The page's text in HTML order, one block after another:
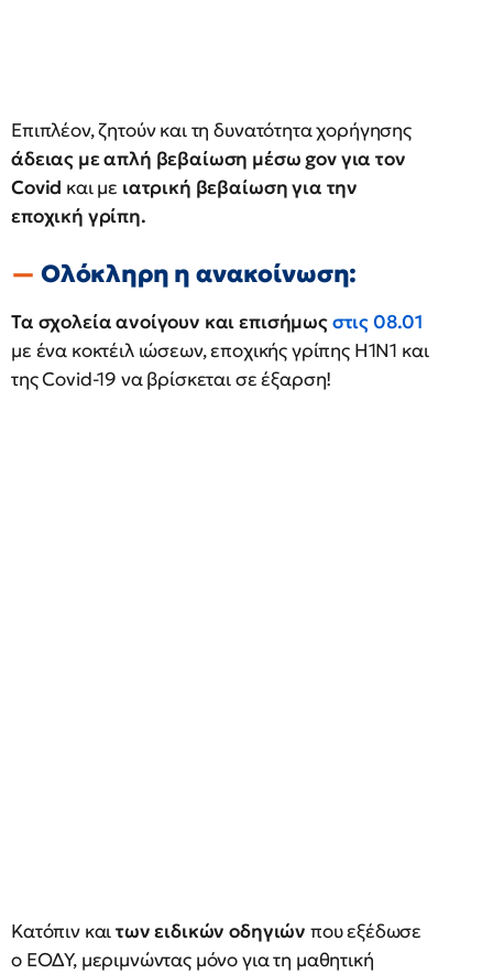
Επιπλέον, ζητούν και τη δυνατότητα χορήγησης
άδειας με απλή βεβαίωση μέσω gov για τον
Covid και με ιατρική βεβαίωση για την
εποχική γρίπη.
Ολόκληρη η ανακοίνωση:
Τα σχολεία ανοίγουν και επισήμωςστις 08.01
με ένα κοκτέιλ ιώσεων, εποχικής γρίπης Η1Ν1 και
της Covid-19 να βρίσκεται σε έξαρση!
Κατόπιν καιτων ειδικών οδηγιών που εξέδωσε
ο ΕΟΔΥ, μεριμνώντας μόνο για τη μαθητική